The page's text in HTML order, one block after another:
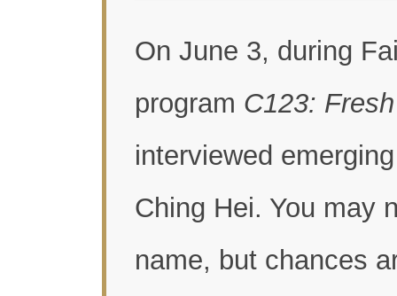
On June 3, during
program C123:
interviewed
Ching Hei. You may
name, but chances